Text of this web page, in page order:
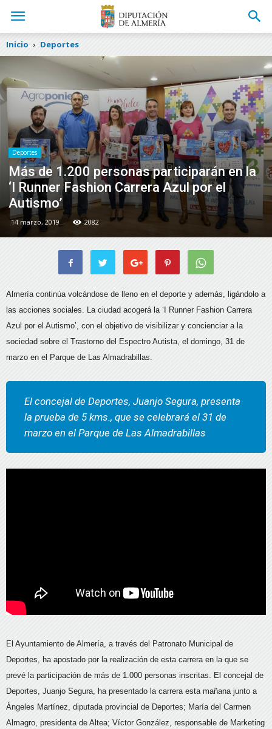
Inicio Deportes
Deportes
Más de 1.200 personas participarán en la
‘I Runner Fashion Carrera Azul por el
Autismo’
14 marzo, 2019 2082
Almería continúa volcándose de lleno en el deporte y además, ligándolo a
las acciones sociales. La ciudad acogerá la ‘I Runner Fashion Carrera
Azul por el Autismo’, con el objetivo de visibilizar y concienciar a la
sociedad sobre el Trastorno del Espectro Autista, el domingo, 31 de
marzo en el Parque de Las Almadrabillas.
El concejal de Deportes, Juanjo Segura, presenta
la prueba de 5 kms., que se celebrará el 31 de
marzo en el Parque de Las Almadrabillas
El Ayuntamiento de Almería, a través del Patronato Municipal de
Deportes, ha apostado por la realización de esta carrera en la que se
prevé la participación de más de 1.000 personas inscritas. El concejal de
Deportes, Juanjo Segura, ha presentado la carrera esta mañana junto a
Ángeles Martínez, diputada provincial de Deportes; María del Carmen
Almagro, presidenta de Altea; Víctor González, responsable de Marketing